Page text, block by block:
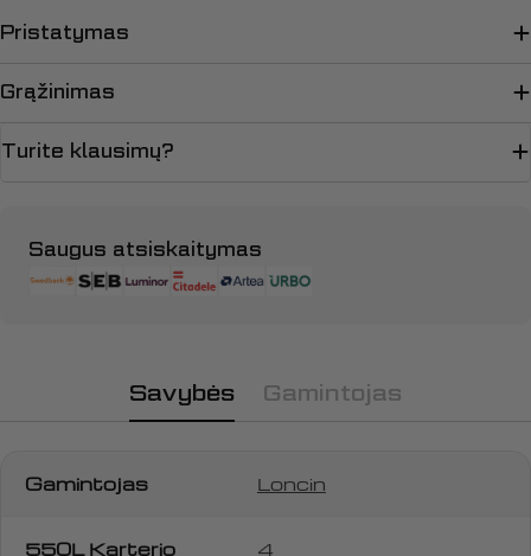
Pristatymas
Grąžinimas
Turite klausimų?
Saugus atsiskaitymas
Apmokėjimo
būdai
Savybės Gamintojas
Gamintojas Loncin
550L Karterio
4